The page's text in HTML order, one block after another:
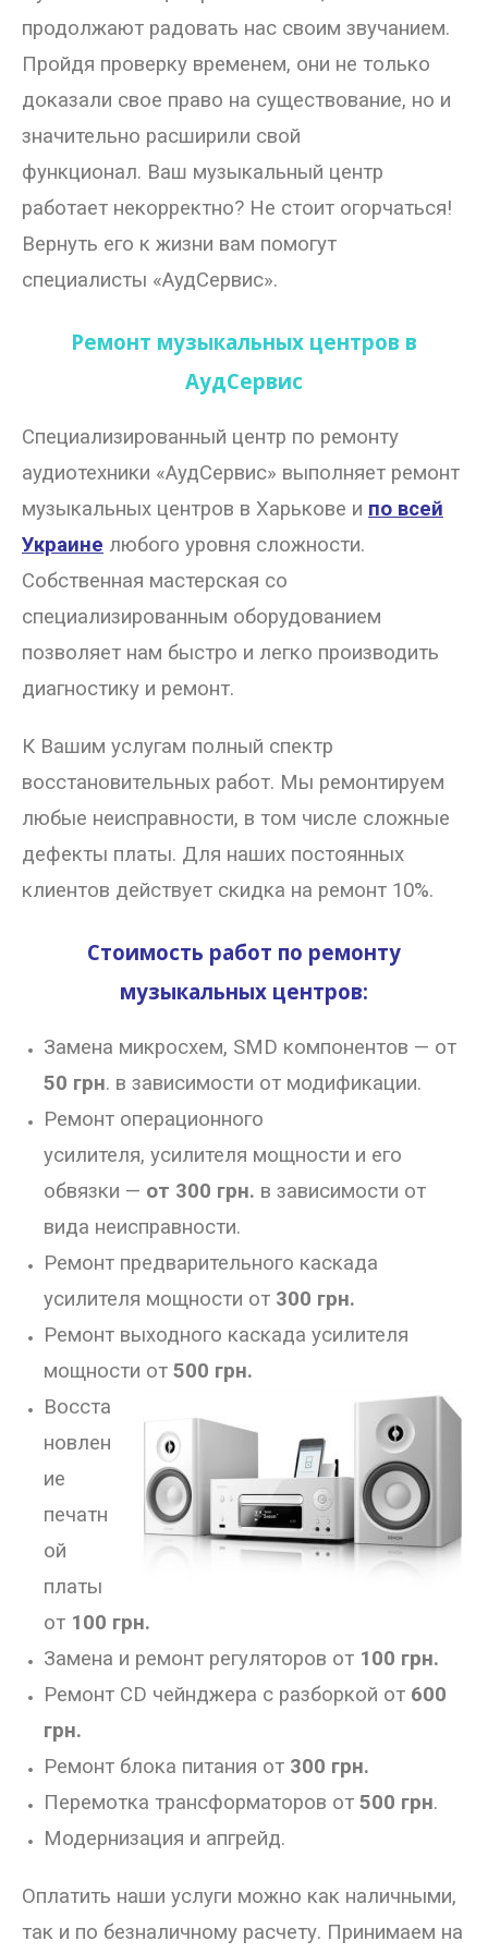
Магазин
Отзывы
Гарантия
Доставка и оплата
апгрейде
- Последствия любительской установки Bluetooth модуля.
- Аудиосистема для открытой площадки. Секреты
инсталляции
- Покупка усилителя после апгрейда. Случай с Амфитоном
- Конфигурирование и настройка акустических систем для
концертных залов
прослушивания музыки.
- Выбираем автомагнитолу
Контакты
продолжают радовать нас своим звучанием.
Пройдя проверку временем, они не только
доказали свое право на существование, но и
значительно расширили свой
функционал. Ваш музыкальный центр
работает некорректно? Не стоит огорчаться!
Вернуть его к жизни вам помогут
специалисты «АудСервис».
Ремонт музыкальных центров в
АудСервис
Специализированный центр по ремонту
аудиотехники «АудСервис» выполняет ремонт
музыкальных центров в Харькове и по всей
Украине любого уровня сложности.
Собственная мастерская со
специализированным оборудованием
позволяет нам быстро и легко производить
диагностику и ремонт.
К Вашим услугам полный спектр
восстановительных работ. Мы ремонтируем
любые неисправности, в том числе сложные
дефекты платы. Для наших постоянных
клиентов действует скидка на ремонт 10%.
Стоимость работ по ремонту
музыкальных центров:
Замена микросхем, SMD компонентов — от
50 грн. в зависимости от модификации.
Ремонт операционного
усилителя, усилителя мощности и его
обвязки — от 300 грн. в зависимости от
вида неисправности.
Ремонт предварительного каскада
усилителя мощности от 300 грн.
Ремонт выходного каскада усилителя
мощности от 500 грн.
Восста
новлен
ие
печатн
ой
платы
от 100 грн.
Замена и ремонт регуляторов от 100 грн.
Ремонт CD чейнджера с разборкой от 600
грн.
Ремонт блока питания от 300 грн.
Перемотка трансформаторов от 500 грн.
Модернизация и апгрейд.
Оплатить наши услуги можно как наличными,
так и по безналичному расчету. Принимаем на